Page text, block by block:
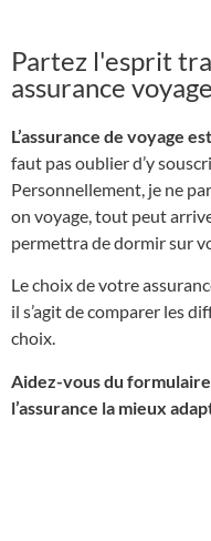
Partez l'esprit
assurance voyage
L’assurance de voyage
faut pas oublier d’y
Personnellement, je ne
on voyage, tout peut
permettra de dormir sur
Le choix de votre
il s’agit de comparer les
choix.
Aidez-vous du
l’assurance la mieux